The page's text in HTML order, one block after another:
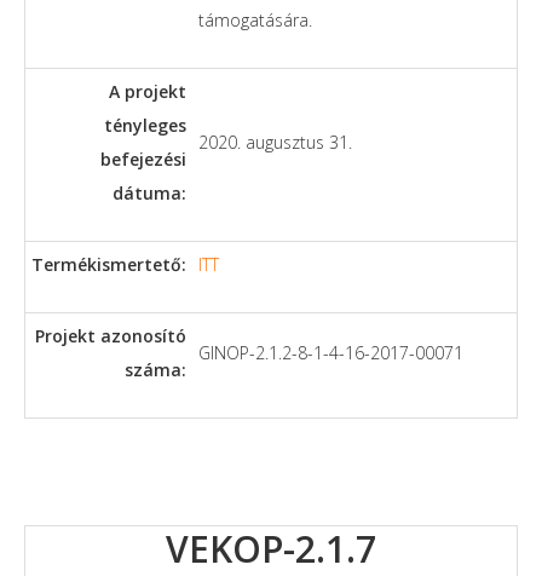
támogatására.
A projekt
tényleges
befejezési
dátuma:
2020. augusztus 31.
Termékismertető: ITT
Projekt azonosító
száma:
GINOP-2.1.2-8-1-4-16-2017-00071
VEKOP-2.1.7